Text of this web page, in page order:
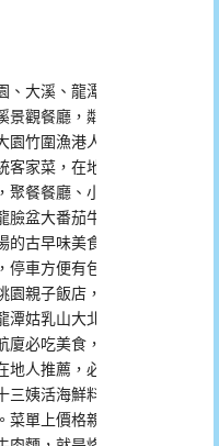
、大溪、龍潭，連復興鄉看櫻
景觀餐廳，鄰近大溪老茶廠，
園竹圍漁港人氣餐廳，餐點份
客家菜，在地人才知道的美味
聚餐餐廳、小吃、咖啡廳都有
臉盆大番茄牛肉鍋在桃園也能
的古早味美食，懷舊裝潢像走
停車方便有包廂的聚餐餐廳！
園親子飯店，1500坪室內水療
潭姑乳山大北坑的好評價咖啡
廈必吃美食，出國前來吃愛恨
地人推薦，必點白斬雞 (文內
三姨活海鮮料理，竹圍漁港海
菜單上價格親民又美味，難怪